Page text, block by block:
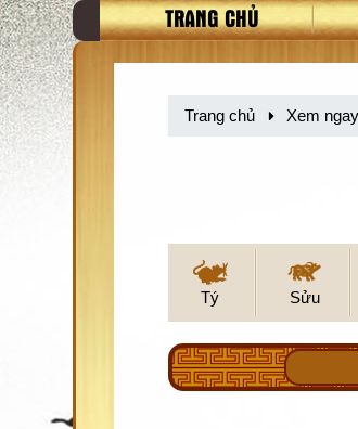
TRANG CHỦ
Trang chủ Xem
Tý Sửu